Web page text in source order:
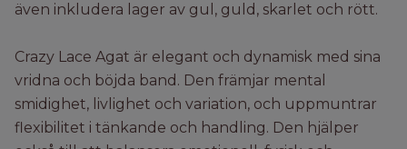
även inkludera lager av gul, guld, skarlet och rött.
Crazy Lace Agat är elegant och dynamisk med sina
vridna och böjda band. Den främjar mental
smidighet, livlighet och variation, och uppmuntrar
flexibilitet i tänkande och handling. Den hjälper